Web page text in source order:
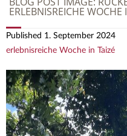
ERLEBNISREICHE WOCHE
Published 1. September 2024
erlebnisreiche Woche in Taizé